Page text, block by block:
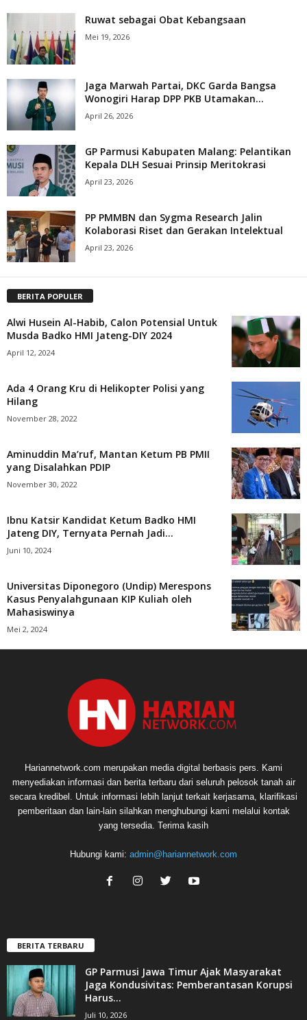
Ruwat sebagai Obat Kebangsaan
Mei 19, 2026
Jaga Marwah Partai, DKC Garda Bangsa
Wonogiri Harap DPP PKB Utamakan...
April 26, 2026
GP Parmusi Kabupaten Malang: Pelantikan
Kepala DLH Sesuai Prinsip Meritokrasi
April 23, 2026
PP PMMBN dan Sygma Research Jalin
Kolaborasi Riset dan Gerakan Intelektual
April 23, 2026
BERITA POPULER
Alwi Husein Al-Habib, Calon Potensial Untuk
Musda Badko HMI Jateng-DIY 2024
April 12, 2024
Ada 4 Orang Kru di Helikopter Polisi yang
Hilang
November 28, 2022
Aminuddin Ma’ruf, Mantan Ketum PB PMII
yang Disalahkan PDIP
November 30, 2022
Ibnu Katsir Kandidat Ketum Badko HMI
Jateng DIY, Ternyata Pernah Jadi...
Juni 10, 2024
Universitas Diponegoro (Undip) Merespons
Kasus Penyalahgunaan KIP Kuliah oleh
Mahasiswinya
Mei 2, 2024
Hariannetwork.com merupakan media digital berbasis pers. Kami
menyediakan informasi dan berita terbaru dari seluruh pelosok tanah air
secara kredibel. Untuk informasi lebih lanjut terkait kerjasama, klarifikasi
pemberitaan dan lain-lain silahkan menghubungi kami melalui kontak
yang tersedia. Terima kasih
Hubungi kami: admin@hariannetwork.com
BERITA TERBARU
GP Parmusi Jawa Timur Ajak Masyarakat
Jaga Kondusivitas: Pemberantasan Korupsi
Harus...
Juli 10, 2026